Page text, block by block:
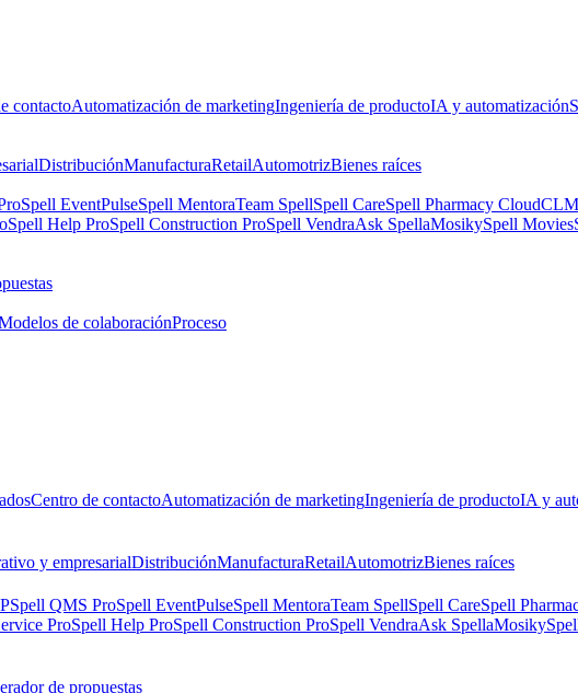
contactoAutomatización de marketingIngeniería de productoIA y automatización
DistribuciónManufacturaRetailAutomotrizBienes raíces
Spell EventPulseSpell MentoraTeam SpellSpell CareSpell Pharmacy Cloud
Spell Help ProSpell Construction ProSpell VendraAsk SpellaMosikySpell Movies
de colaboraciónProceso
Centro de contactoAutomatización de marketingIngeniería de productoIA y
y empresarialDistribuciónManufacturaRetailAutomotrizBienes raíces
Spell QMS ProSpell EventPulseSpell MentoraTeam SpellSpell CareSpell
ProSpell Help ProSpell Construction ProSpell VendraAsk SpellaMosiky
de propuestas